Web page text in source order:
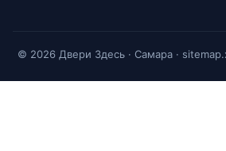
© 2026 Двери Здесь · Самара ·